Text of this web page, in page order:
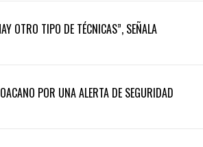
OTRO TIPO DE TÉCNICAS”, SEÑALA
POR UNA ALERTA DE SEGURIDAD